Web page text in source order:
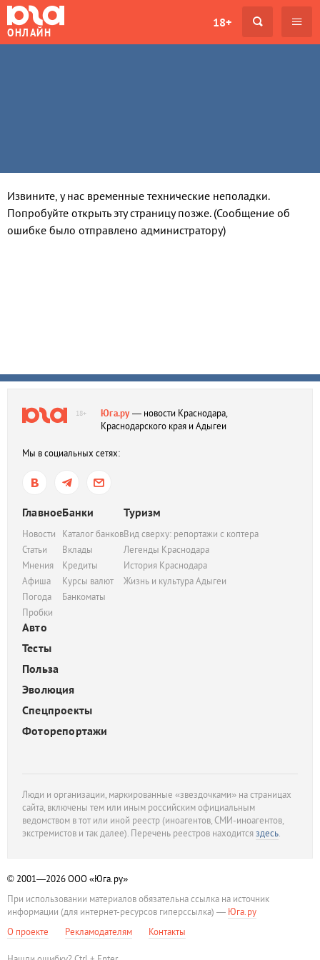
ОНЛАЙН
18+
Извините, у нас временные технические неполадки.
Попробуйте открыть эту страницу позже. (Сообщение об
ошибке было отправлено администратору)
18+ Юга.ру— новости Краснодара,
Краснодарского края и Адыгеи
Мы в социальных сетях:
Главное
Новости
Статьи
Мнения
Афиша
Погода
Пробки
Банки
Каталог банков
Вклады
Кредиты
Курсы валют
Банкоматы
Туризм
Вид сверху: репортажи с коптера
Легенды Краснодара
История Краснодара
Жизнь и культура Адыгеи
Авто
Тесты
Польза
Эволюция
Спецпроекты
Фоторепортажи
Люди и организации, маркированные «звездочками» на страницах
сайта, включены тем или иным российским официальным
ведомством в тот или иной реестр (иноагентов, СМИ-иноагентов,
экстремистов и так далее). Перечень реестров находитсяздесь.
© 2001—2026ООО «Юга.ру»
При использовании материалов обязательна ссылка на источник
информации (для интернет-ресурсов гиперссылка) — Юга.ру
О проекте
Рекламодателям Контакты